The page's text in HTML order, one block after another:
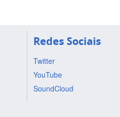
Redes Sociais
Twitter
YouTube
SoundCloud